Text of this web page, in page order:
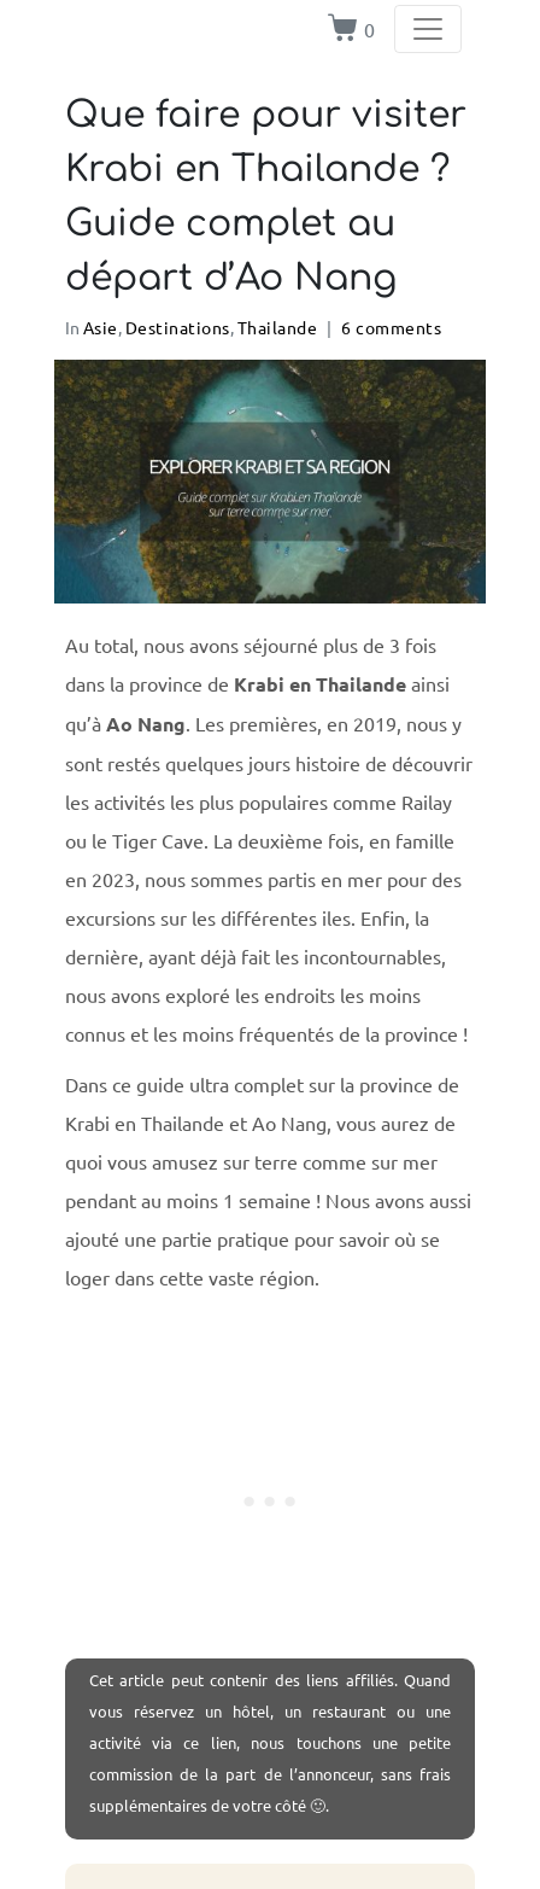
0
Que faire pour visiter
Krabi en Thailande ?
Guide complet au
départ d’Ao Nang
In Asie, Destinations,Thailande 6 comments
Au total, nous avons séjourné plus de 3 fois
dans la province de Krabi en Thailandeainsi
qu’à Ao Nang. Les premières, en 2019, nous y
sont restés quelques jours histoire de découvrir
les activités les plus populaires comme Railay
ou le Tiger Cave. La deuxième fois, en famille
en 2023, nous sommes partis en mer pour des
excursions sur les différentes iles. Enfin, la
dernière, ayant déjà fait les incontournables,
nous avons exploré les endroits les moins
connus et les moins fréquentés de la province !
Dans ce guide ultra complet sur la province de
Krabi en Thailande et Ao Nang, vous aurez de
quoi vous amusez sur terre comme sur mer
pendant au moins 1 semaine ! Nous avons aussi
ajouté une partie pratique pour savoir où se
loger dans cette vaste région.
Cetarticle peut contenir des liens affiliés. Quand
vous réservez un hôtel, un restaurant ou une
activité via ce lien, nous touchons une petite
commission de la part de l’annonceur, sans frais
supplémentaires de votre côté 🙂.